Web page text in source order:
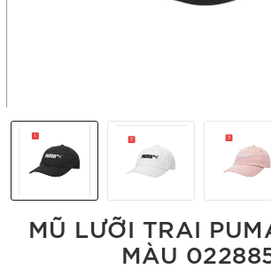
MŨ LƯỠI TRAI
MÀU